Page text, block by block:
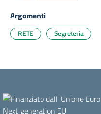
Argomenti
RETE Segreteria